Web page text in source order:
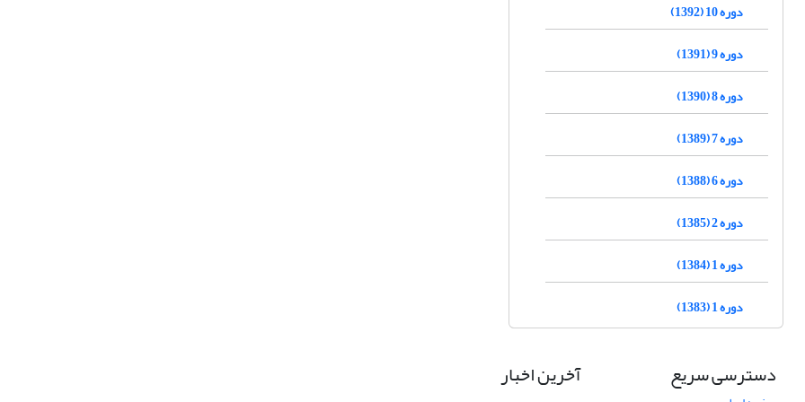
دوره 10 (1392)
دوره 9 (1391)
دوره 8 (1390)
دوره 7 (1389)
دوره 6 (1388)
دوره 2 (1385)
دوره 1 (1384)
دوره 1 (1383)
دسترسی سریع آخرین اخبار